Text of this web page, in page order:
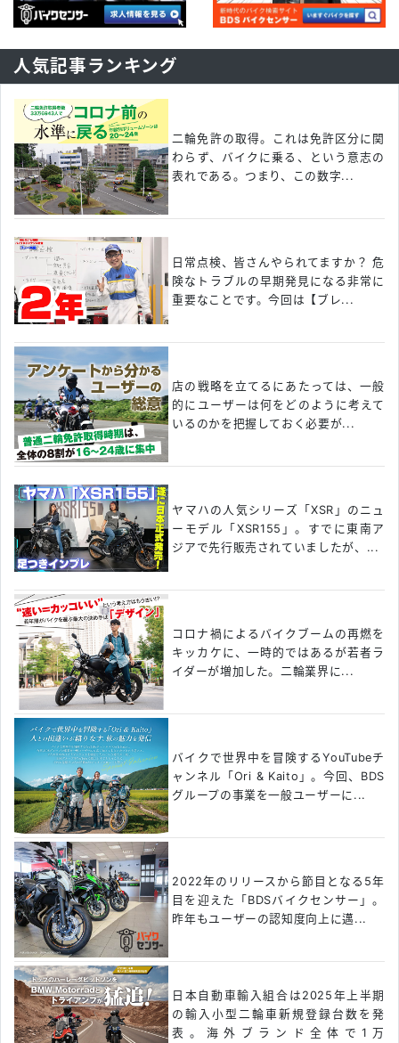
人気記事ランキング
二輪免許の取得。これは免許区分に関
わらず、バイクに乗る、という意志の
表れである。つまり、この数字...
日常点検、皆さんやられてますか？ 危
険なトラブルの早期発見になる非常に
重要なことです。今回は【ブレ...
店の戦略を立てるにあたっては、一般
的にユーザーは何をどのように考えて
いるのかを把握しておく必要が...
ヤマハの人気シリーズ「XSR」のニュ
ーモデル「XSR155」。すでに東南ア
ジアで先行販売されていましたが、...
コロナ禍によるバイクブームの再燃を
キッカケに、一時的ではあるが若者ラ
イダーが増加した。二輪業界に...
バイクで世界中を冒険するYouTubeチ
ャンネル「Ori & Kaito」。今回、BDS
グループの事業を一般ユーザーに...
2022年のリリースから節目となる5年
目を迎えた「BDSバイクセンサー」。
昨年もユーザーの認知度向上に邁...
日本自動車輸入組合は2025年上半期
の輸入小型二輪車新規登録台数を発
表。海外ブランド全体で1万